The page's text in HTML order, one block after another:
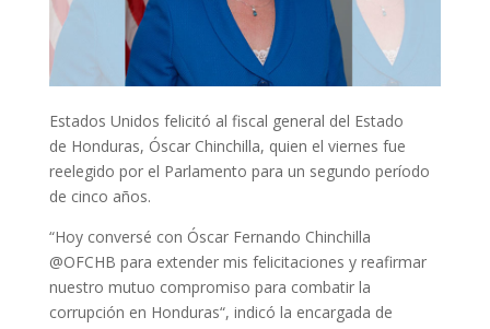
Estados Unidos felicitó al fiscal general del Estado
de Honduras, Óscar Chinchilla, quien el viernes fue
reelegido por el Parlamento para un segundo período
de cinco años.
“Hoy conversé con Óscar Fernando Chinchilla
@OFCHB para extender mis felicitaciones y reafirmar
nuestro mutuo compromiso para combatir la
corrupción en Honduras“, indicó la encargada de